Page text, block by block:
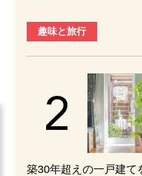
趣味と旅行
築30年超えの一戸建て